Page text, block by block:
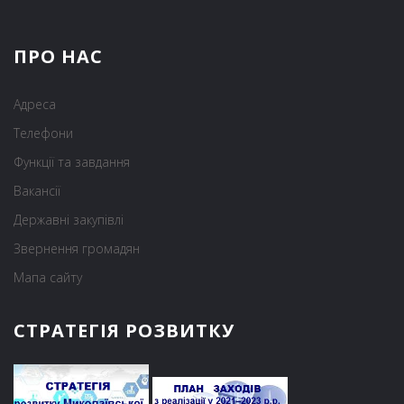
ПРО НАС
Адреса
Телефони
Функції та завдання
Вакансії
Державні закупівлі
Звернення громадян
Мапа сайту
СТРАТЕГІЯ РОЗВИТКУ